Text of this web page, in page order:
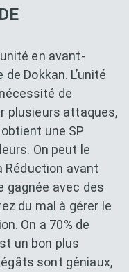
en avant-
Dokkan. L’unité
de
plusieurs attaques,
une SP
On peut le
Réduction avant
gagnée avec des
du mal à gérer le
On a 70% de
un bon plus
sont géniaux,